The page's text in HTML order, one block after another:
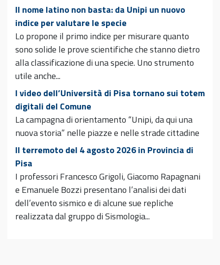
Il nome latino non basta: da Unipi un nuovo
indice per valutare le specie
Lo propone il primo indice per misurare quanto
sono solide le prove scientifiche che stanno dietro
alla classificazione di una specie. Uno strumento
utile anche...
I video dell’Università di Pisa tornano sui totem
digitali del Comune
La campagna di orientamento “Unipi, da qui una
nuova storia” nelle piazze e nelle strade cittadine
Il terremoto del 4 agosto 2026 in Provincia di
Pisa
I professori Francesco Grigoli, Giacomo Rapagnani
e Emanuele Bozzi presentano l’analisi dei dati
dell’evento sismico e di alcune sue repliche
realizzata dal gruppo di Sismologia...